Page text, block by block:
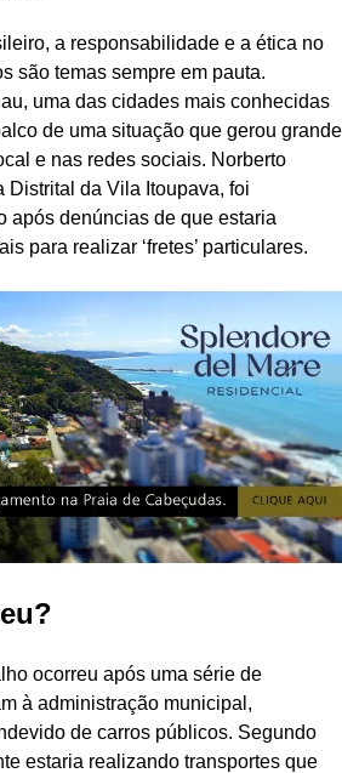
a responsabilidade e a ética no
são temas sempre em pauta.
uma das cidades mais conhecidas
de uma situação que gerou grande
e nas redes sociais. Norberto
Distrital da Vila Itoupava, foi
após denúncias de que estaria
para realizar ‘fretes’ particulares.
ocorreu após uma série de
à administração municipal,
de carros públicos. Segundo
estaria realizando transportes que